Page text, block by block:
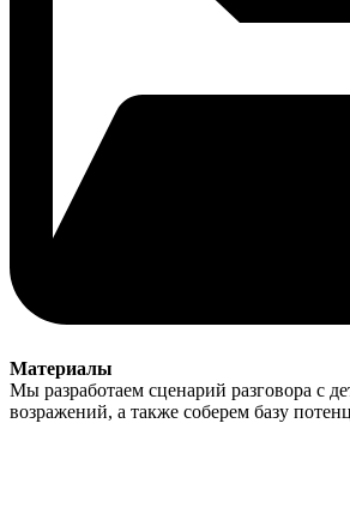
Материалы
Мы разработаем сценарий разговора с
возражений, а также соберем базу